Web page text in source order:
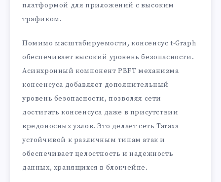
платформой для приложений с высоким
трафиком.
Помимо масштабируемости, консенсус t-Graph
обеспечивает высокий уровень безопасности.
Асинхронный компонент PBFT механизма
консенсуса добавляет дополнительный
уровень безопасности, позволяя сети
достигать консенсуса даже в присутствии
вредоносных узлов. Это делает сеть Taraxa
устойчивой к различным типам атак и
обеспечивает целостность и надежность
данных, хранящихся в блокчейне.